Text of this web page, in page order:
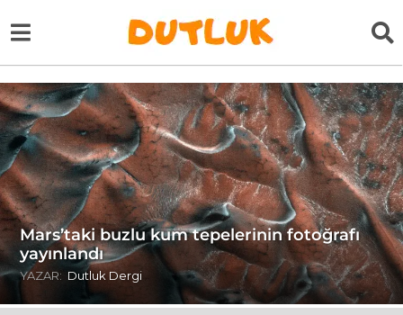
Mars’taki buzlu kum tepelerinin fotoğrafı
yayınlandı
YAZAR: Dutluk Dergi